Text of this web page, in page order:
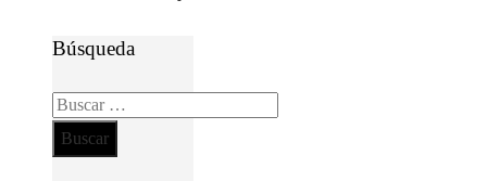
Búsqueda
Buscar: